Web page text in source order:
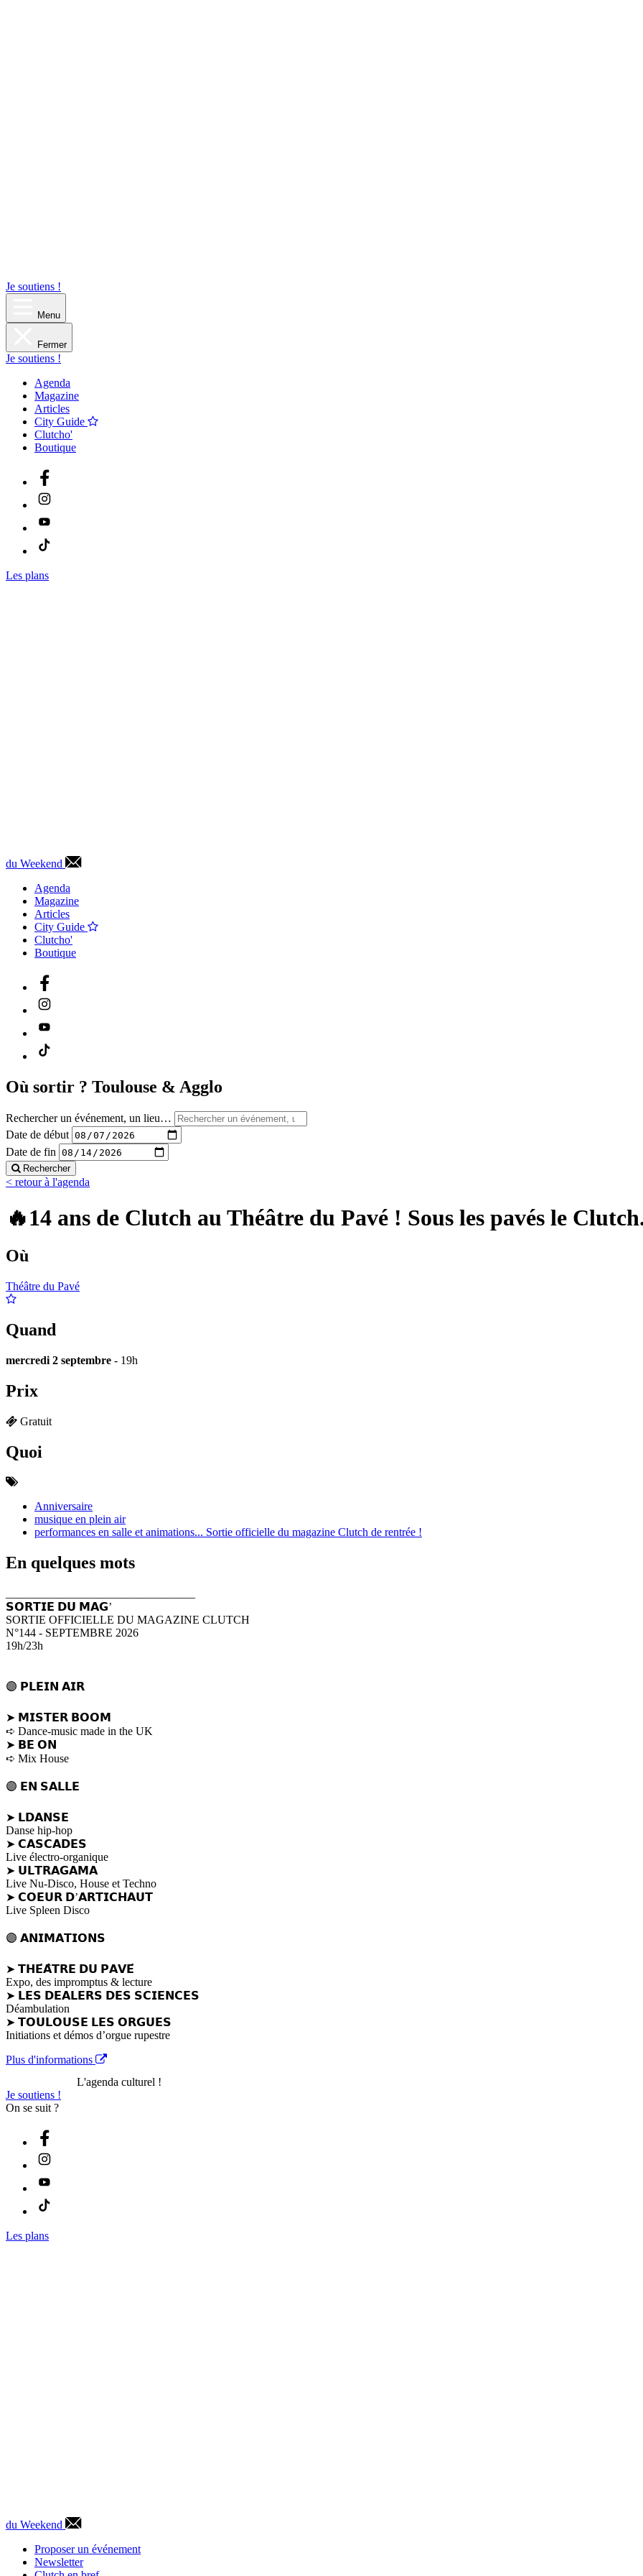
Je soutiens !
Menu
Fermer
Je soutiens !
Agenda
Magazine
Articles
City Guide
Clutcho'
Boutique
Les plans
du Weekend
Agenda
Magazine
Articles
City Guide
Clutcho'
Boutique
Où sortir ? Toulouse & Agglo
Rechercher un événement, un lieu…
Date de début
Date de fin
Rechercher
< retour à l'agenda
🔥14 ans de Clutch au Théâtre du Pavé ! Sous les pavés le
Où
Théâtre du Pavé
Quand
mercredi 2 septembre - 19h
Prix
Gratuit
Quoi
Anniversaire
musique en plein air
performances en salle et animations... Sortie officielle du magazine Clutch de rentrée !
En quelques mots
𝗦𝗢𝗥𝗧𝗜𝗘 𝗗𝗨 𝗠𝗔𝗚’
SORTIE OFFICIELLE DU MAGAZINE CLUTCH
N°144 - SEPTEMBRE 2026
19h/23h
🟣 𝗣𝗟𝗘𝗜𝗡 𝗔𝗜𝗥
➤ 𝗠𝗜𝗦𝗧𝗘𝗥 𝗕𝗢𝗢𝗠
➪ Dance-music made in the UK
➤ 𝗕𝗘 𝗢𝗡
➪ Mix House
🟣 𝗘𝗡 𝗦𝗔𝗟𝗟𝗘
➤ 𝗟𝗗𝗔𝗡𝗦𝗘
Danse hip-hop
➤ 𝗖𝗔𝗦𝗖𝗔𝗗𝗘𝗦
Live électro-organique
➤ 𝗨𝗟𝗧𝗥𝗔𝗚𝗔𝗠𝗔
Live Nu-Disco, House et Techno
➤ 𝗖𝗢𝗘𝗨𝗥 𝗗’𝗔𝗥𝗧𝗜𝗖𝗛𝗔𝗨𝗧
Live Spleen Disco
🟣 𝗔𝗡𝗜𝗠𝗔𝗧𝗜𝗢𝗡𝗦
➤ 𝗧𝗛𝗘́𝗔̂𝗧𝗥𝗘 𝗗𝗨 𝗣𝗔𝗩𝗘́
Expo, des impromptus & lecture
➤ 𝗟𝗘𝗦 𝗗𝗘𝗔𝗟𝗘𝗥𝗦 𝗗𝗘𝗦 𝗦𝗖𝗜𝗘𝗡𝗖𝗘𝗦
Déambulation
➤ 𝗧𝗢𝗨𝗟𝗢𝗨𝗦𝗘 𝗟𝗘𝗦 𝗢𝗥𝗚𝗨𝗘𝗦
Initiations et démos d’orgue rupestre
Plus d'informations
L'agenda culturel !
Je soutiens !
On se suit ?
Les plans
du Weekend
Proposer un événement
Newsletter